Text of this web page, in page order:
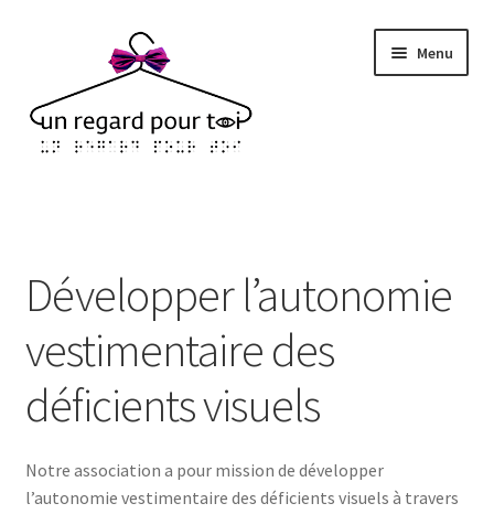
navigation
contenu
Menu
Nous rejoindre
Nous contacter
FAIRE UN DON
Développer l’autonomie
vestimentaire des
déficients visuels
Notre association a pour mission de développer
l’autonomie vestimentaire des déficients visuels à travers